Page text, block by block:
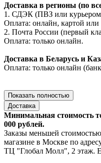
Доставка в регионы (по
1. СДЭК (ПВЗ или
Оплата: онлайн, картой
2. Почта России (первый
Оплата: только онлайн.
Доставка в Беларусь и
Оплата: только онлайн
Показать полностью
Доставка
Минимальная стоимость
000 рублей.
Заказы меньшей
магазине в Москве по
ТЦ "Глобал Молл", 2 этаж.